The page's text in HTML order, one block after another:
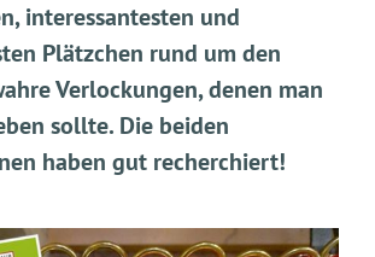
interessantesten und
Plätzchen rund um den
Verlockungen, denen man
sollte. Die beiden
haben gut recherchiert!